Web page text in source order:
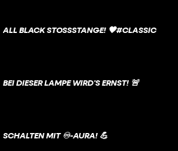
ALL BLACK STOSSSTANGE! 🖤#CLASSIC
BEI DIESER LAMPE WIRD’S ERNST! 🚨
SCHALTEN MIT ♾️-AURA! 💪